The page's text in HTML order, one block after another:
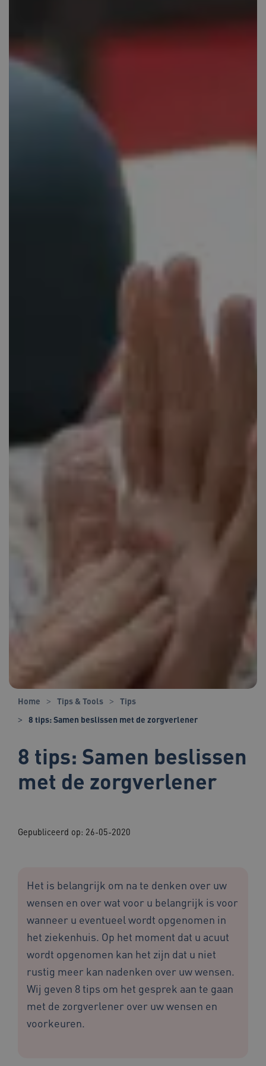
Home Tips & Tools
Tips
8 tips: Samen beslissen met de zorgverlener
8 tips: Samen beslissen
met de zorgverlener
Gepubliceerd op: 26-05-2020
Het is belangrijk om na te denken over uw
wensen en over wat voor u belangrijk is voor
wanneer u eventueel wordt opgenomen in
het ziekenhuis. Op het moment dat u acuut
wordt opgenomen kan het zijn dat u niet
rustig meer kan nadenken over uw wensen.
Wij geven 8 tips om het gesprek aan te gaan
met de zorgverlener over uw wensen en
voorkeuren.